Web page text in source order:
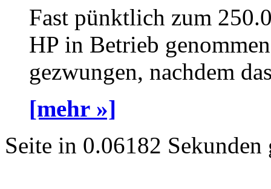
Fast pünktlich zum
HP in Betrieb
gezwungen, nachdem
[mehr »]
Seite in 0.06182 Sekunden